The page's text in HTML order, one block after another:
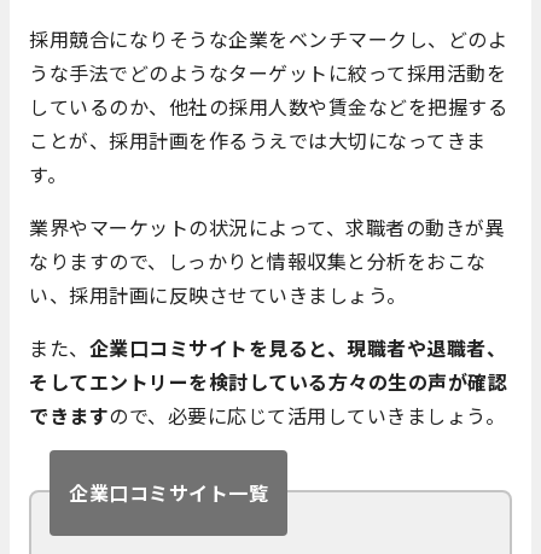
採用競合になりそうな企業をベンチマークし、どのよ
うな手法でどのようなターゲットに絞って採用活動を
しているのか、他社の採用人数や賃金などを把握する
ことが、採用計画を作るうえでは大切になってきま
す。
業界やマーケットの状況によって、求職者の動きが異
なりますので、しっかりと情報収集と分析をおこな
い、採用計画に反映させていきましょう。
また、 企業口コミサイトを見ると、現職者や退職者、
そしてエントリーを検討している方々の生の声が確認
できますので、必要に応じて活用していきましょう。
企業口コミサイト一覧